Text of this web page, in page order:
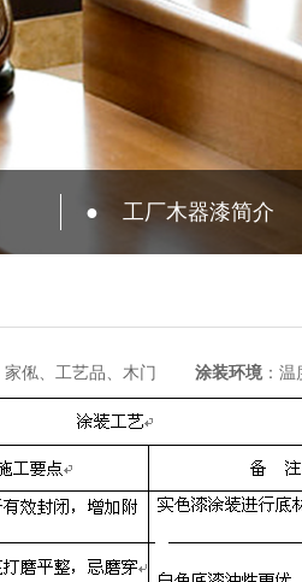
● 工厂木器漆简介
家俬、工艺品、木门 涂装环境 ：